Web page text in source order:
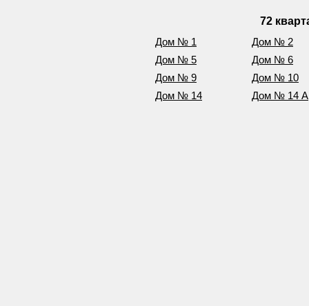
72
Дом № 1
Дом № 2
Дом № 5
Дом № 6
Дом № 9
Дом № 10
Дом № 14
Дом № 14 А